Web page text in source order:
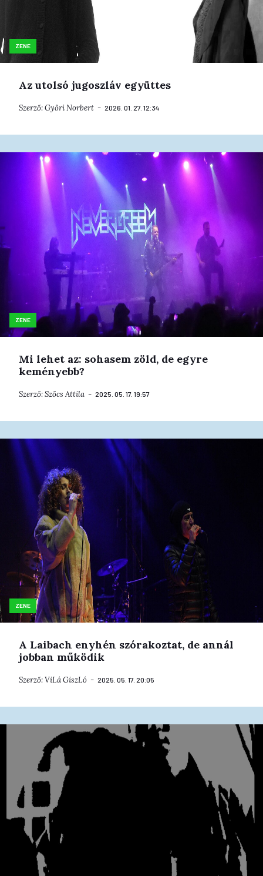
ZENE
Az utolsó jugoszláv együttes
Szerző:Győri Norbert 2026. 01. 27. 12:34
ZENE
Mi lehet az: sohasem zöld, de egyre
keményebb?
Szerző:Szőcs Attila 2025. 05. 17. 19:57
ZENE
A Laibach enyhén szórakoztat, de annál
jobban működik
Szerző:ViLá GiszLó 2025. 05. 17. 20:05